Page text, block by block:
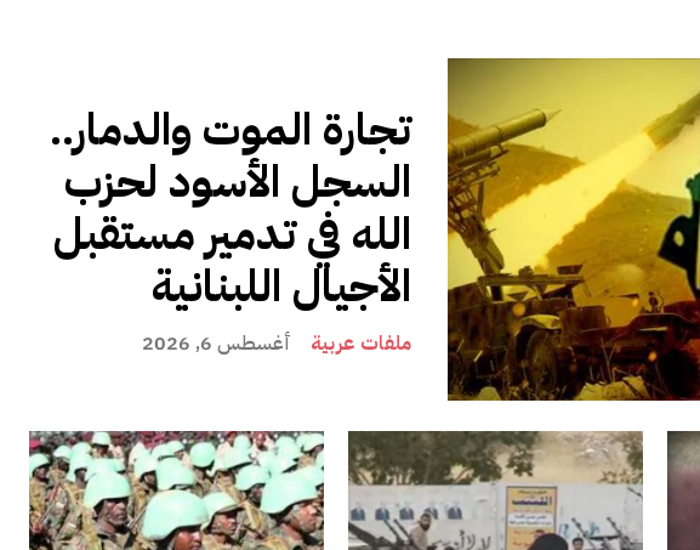
تجارة الموت والدمار..
السجل الأسود لحزب
الله في تدمير مستقبل
الأجيال اللبنانية
ملفات عربية أغسطس 6, 2026